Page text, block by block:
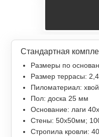
Стандартная
Размеры по
Размер террасы:
Пиломатериал:
Пол: доска 25 мм
Основание: лаги
Стены: 50х50мм;
Стропила кровли: